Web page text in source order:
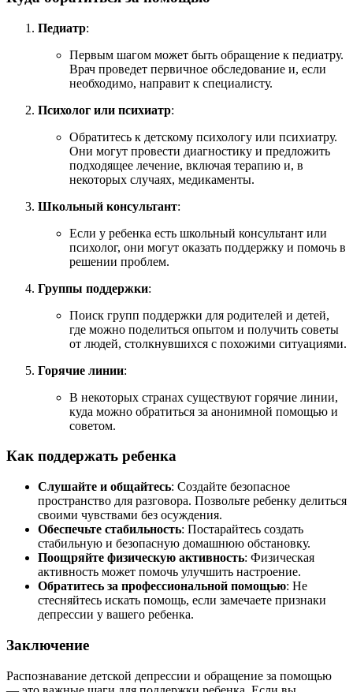
Педиатр:
Первым шагом может быть обращение к педиатру.
Врач проведет первичное обследование и, если
необходимо, направит к специалисту.
Психолог или психиатр:
Обратитесь к детскому психологу или психиатру.
Они могут провести диагностику и предложить
подходящее лечение, включая терапию и, в
некоторых случаях, медикаменты.
Школьный консультант:
Если у ребенка есть школьный консультант или
психолог, они могут оказать поддержку и помочь в
решении проблем.
Группы поддержки:
Поиск групп поддержки для родителей и детей,
где можно поделиться опытом и получить советы
от людей, столкнувшихся с похожими ситуациями.
Горячие линии:
В некоторых странах существуют горячие линии,
куда можно обратиться за анонимной помощью и
советом.
Как поддержать ребенка
Слушайте и общайтесь: Создайте безопасное
пространство для разговора. Позвольте ребенку делиться
своими чувствами без осуждения.
Обеспечьте стабильность: Постарайтесь создать
стабильную и безопасную домашнюю обстановку.
Поощряйте физическую активность: Физическая
активность может помочь улучшить настроение.
Обратитесь за профессиональной помощью: Не
стесняйтесь искать помощь, если замечаете признаки
депрессии у вашего ребенка.
Заключение
Распознавание детской депрессии и обращение за помощью